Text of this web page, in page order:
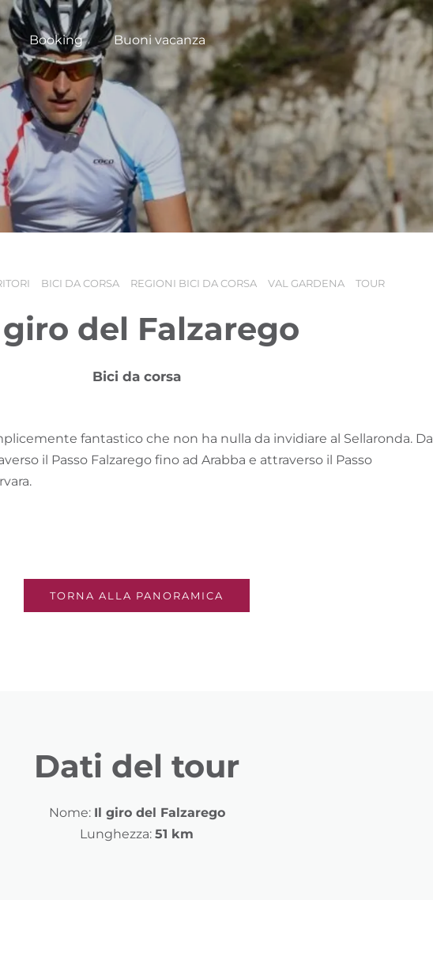
Booking Buoni vacanza
BICI DA CORSA REGIONI BICI DA CORSA VAL GARDENA TOUR
del Falzarego
Bici da corsa
fantastico che non ha nulla da invidiare al Sellaronda. Da
il Passo Falzarego fino ad Arabba e attraverso il Passo
TORNA ALLA PANORAMICA
Dati del tour
Nome: Il giro del Falzarego
Lunghezza: 51 km